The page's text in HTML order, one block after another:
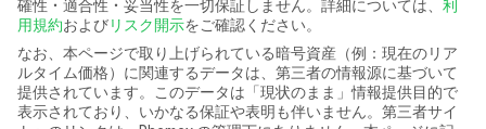
確性・適合性・妥当性を一切保証しません。詳細については、 利
用規約およびリスク開示をご確認ください。
なお、本ページで取り上げられている暗号資産（例：現在のリア
ルタイム価格）に関連するデータは、第三者の情報源に基づいて
提供されています。このデータは「現状のまま」情報提供目的で
表示されており、いかなる保証や表明も伴いません。第三者サイ